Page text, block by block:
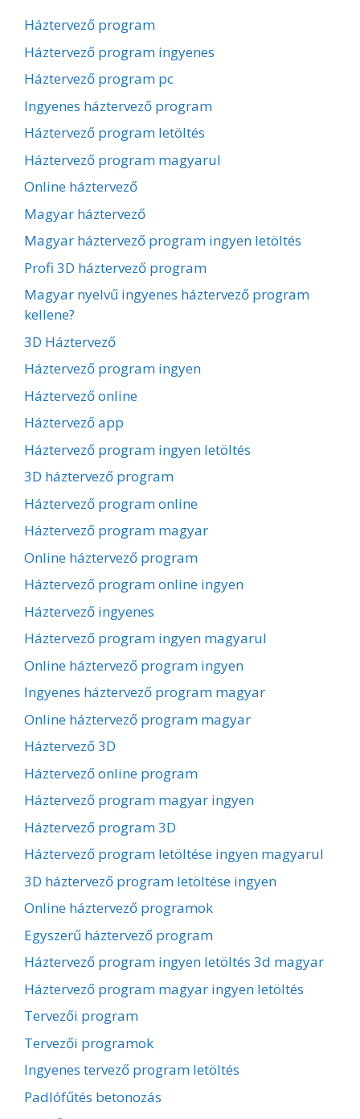
Háztervező program
Háztervező program ingyenes
Háztervező program pc
Ingyenes háztervező program
Háztervező program letöltés
Háztervező program magyarul
Online háztervező
Magyar háztervező
Magyar háztervező program ingyen letöltés
Profi 3D háztervező program
Magyar nyelvű ingyenes háztervező program
kellene?
3D Háztervező
Háztervező program ingyen
Háztervező online
Háztervező app
Háztervező program ingyen letöltés
3D háztervező program
Háztervező program online
Háztervező program magyar
Online háztervező program
Háztervező program online ingyen
Háztervező ingyenes
Háztervező program ingyen magyarul
Online háztervező program ingyen
Ingyenes háztervező program magyar
Online háztervező program magyar
Háztervező 3D
Háztervező online program
Háztervező program magyar ingyen
Háztervező program 3D
Háztervező program letöltése ingyen magyarul
3D háztervező program letöltése ingyen
Online háztervező programok
Egyszerű háztervező program
Háztervező program ingyen letöltés 3d magyar
Háztervező program magyar ingyen letöltés
Tervezői program
Tervezői programok
Ingyenes tervező program letöltés
Padlófűtés betonozás